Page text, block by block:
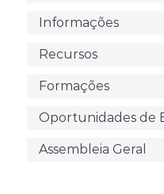
Informações
Recursos
Formações
Oportunidades de
Assembleia Geral